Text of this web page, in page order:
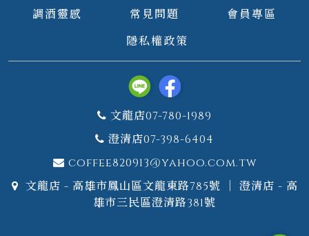
調酒靈感
常見問題
會員專區
隱私權政策
文龍店07-780-1989
澄清店07-398-6404
coffee820913@yahoo.com.tw
文龍店 - 高雄市鳳山區文龍東路785號 ｜ 澄清店 - 高
雄市三民區澄清路381號